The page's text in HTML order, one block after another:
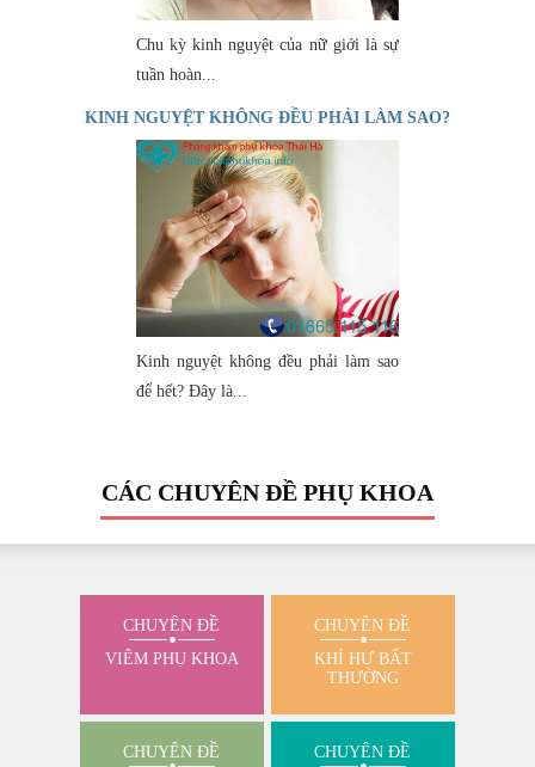
Chu kỳ kinh nguyệt của nữ giới là sự
tuần hoàn...
KINH NGUYỆT KHÔNG ĐỀU PHẢI LÀM SAO?
Kinh nguyệt không đều phải làm sao
để hết? Đây là...
CÁC CHUYÊN ĐỀ PHỤ KHOA
CHUYÊN ĐỀ
VIÊM PHỤ KHOA
CHUYÊN ĐỀ
KHÍ HƯ BẤT
THƯỜNG
CHUYÊN ĐỀ
CHUYÊN ĐỀ